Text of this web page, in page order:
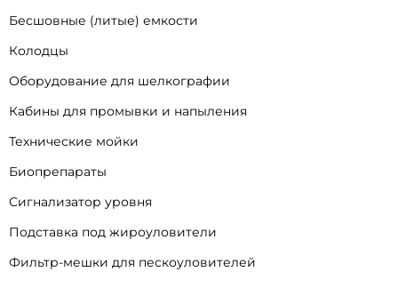
Бесшовные (литые) емкости
Колодцы
Оборудование для шелкографии
Кабины для промывки и напыления
Технические мойки
Биопрепараты
Сигнализатор уровня
Подставка под жироуловители
Фильтр-мешки для пескоуловителей